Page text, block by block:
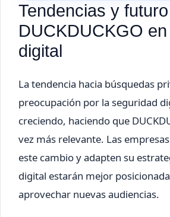
Tendencias y
DUCKDUCKGO
digital
La tendencia hacia búsquedas
preocupación por la seguridad
creciendo, haciendo que
vez más relevante. Las
este cambio y adapten su
digital estarán mejor
aprovechar nuevas audiencias.